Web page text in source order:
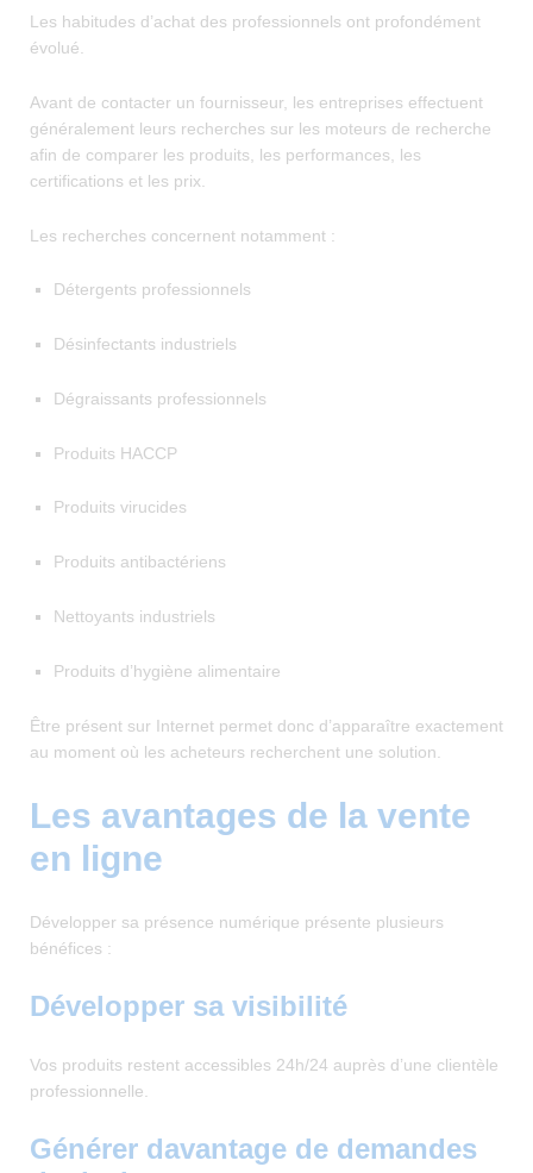
Les habitudes d’achat des professionnels ont profondément
évolué.
Avant de contacter un fournisseur, les entreprises effectuent
généralement leurs recherches sur les moteurs de recherche
afin de comparer les produits, les performances, les
certifications et les prix.
Les recherches concernent notamment :
Détergents professionnels
Désinfectants industriels
Dégraissants professionnels
Produits HACCP
Produits virucides
Produits antibactériens
Nettoyants industriels
Produits d’hygiène alimentaire
Être présent sur Internet permet donc d’apparaître exactement
au moment où les acheteurs recherchent une solution.
Les avantages de la vente
en ligne
Développer sa présence numérique présente plusieurs
bénéfices :
Développer sa visibilité
Vos produits restent accessibles 24h/24 auprès d’une clientèle
professionnelle.
Générer davantage de demandes